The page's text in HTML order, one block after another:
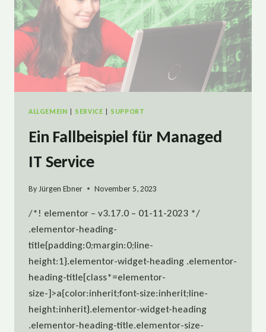
ALLGEMEIN SERVICE SUPPORT
Ein Fallbeispiel für Managed
IT Service
ByJürgen Ebner November 5, 2023
/*! elementor – v3.17.0 – 01-11-2023 */
.elementor-heading-
title{padding:0;margin:0;line-
height:1}.elementor-widget-heading .elementor-
heading-title[class*=elementor-
size-]>a{color:inherit;font-size:inherit;line-
height:inherit}.elementor-widget-heading
.elementor-heading-title.elementor-size-